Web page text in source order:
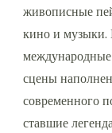
живописные
кино и музыки.
сцены
современного
ставшие